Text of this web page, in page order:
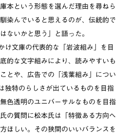
本という形態を選んだ理由を尋ねら
染んでいると思えるのが、伝統的で
ないかと思う」と語った。
け文庫の代表的な「岩波組み」を目
的な文字組みにより、読みやすいも
とや、広告での「浅葉組み」につい
独特のらしさが出ているものを目指
色透明のユニバーサルなものを目指
の質問に松本氏は「特徴ある方向へ
ほしい。その狭間のいいバランスを